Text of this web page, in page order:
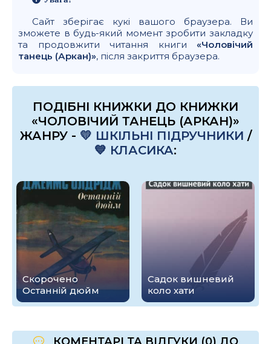
Сайт зберігає кукі вашого браузера. Ви
зможете в будь-який момент зробити закладку
та продовжити читання книги «Чоловічий
танець (Аркан)», після закриття браузера.
ПОДІБНІ КНИЖКИ ДО КНИЖКИ
«ЧОЛОВІЧИЙ ТАНЕЦЬ (АРКАН)»
ЖАНРУ - 💛 ШКІЛЬНІ ПІДРУЧНИКИ /
💙 КЛАСИКА:
Скорочено
Останній дюйм
Садок вишневий
коло хати